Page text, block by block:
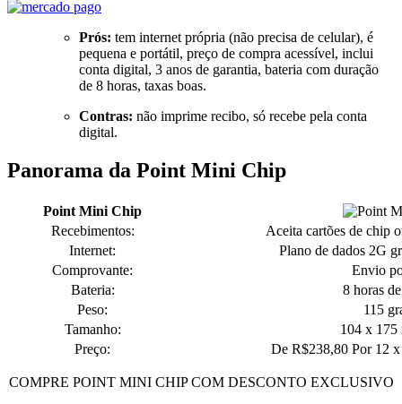
Prós: tem internet própria (não precisa de celular), é
pequena e portátil, preço de compra acessível, inclui
conta digital, 3 anos de garantia, bateria com duração
de 8 horas, taxas boas.
Contras: não imprime recibo, só recebe pela conta
digital.
Panorama da Point Mini Chip
Point Mini Chip
Recebimentos:
Aceita cartões de chip
Internet:
Plano de dados 2G
Comprovante:
Envio
Bateria:
8 horas
Peso:
115
Tamanho:
104 x 175
Preço:
De R$238,80 Por 12
COMPRE POINT MINI CHIP COM DESCONTO EXCLUSIVO